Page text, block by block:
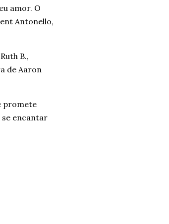
amor. O
Antonello,
B.,
de Aaron
promete
encantar